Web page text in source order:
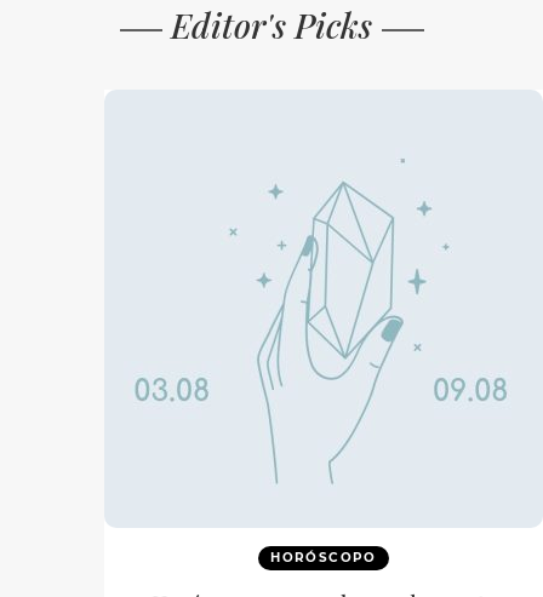
Editor's Picks
HORÓSCOPO